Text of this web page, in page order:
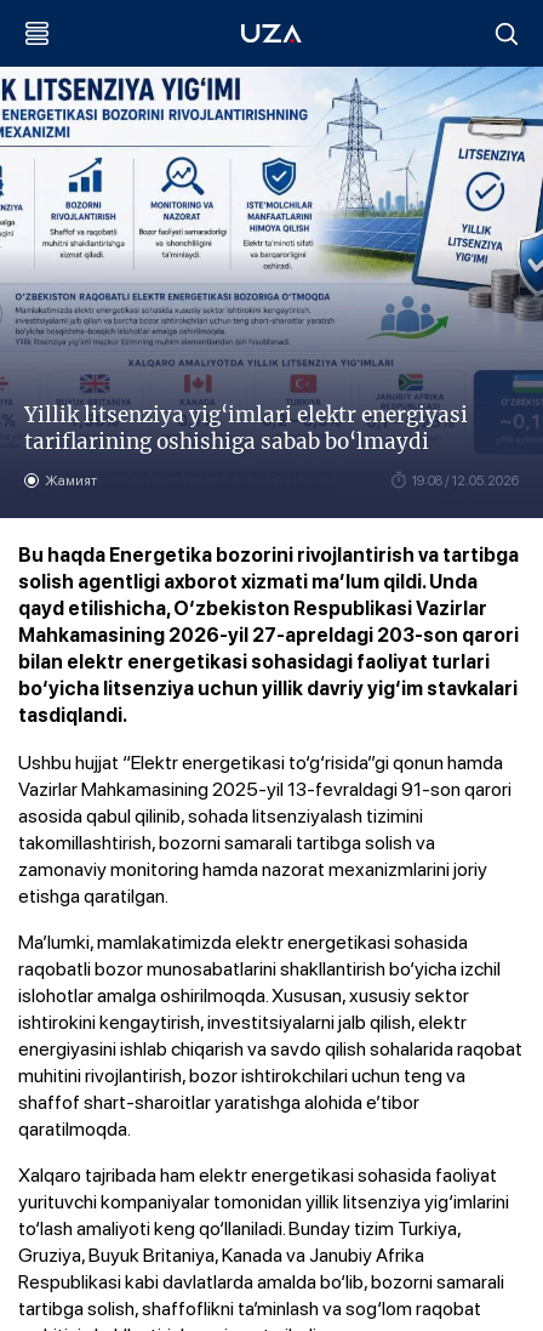
Yillik litsenziya yig‘imlari elektr energiyasi
tariflarining oshishiga sabab bo‘lmaydi
Жамият 19:08 / 12.05.2026
Bu haqda Energetika bozorini rivojlantirish va tartibga
solish agentligi axborot xizmati ma’lum qildi. Unda
qayd etilishicha, O‘zbekiston Respublikasi Vazirlar
Mahkamasining 2026-yil 27-apreldagi 203-son qarori
bilan elektr energetikasi sohasidagi faoliyat turlari
bo‘yicha litsenziya uchun yillik davriy yig‘im stavkalari
tasdiqlandi.
Ushbu hujjat “Elektr energetikasi to‘g‘risida”gi qonun hamda
Vazirlar Mahkamasining 2025-yil 13-fevraldagi 91-son qarori
asosida qabul qilinib, sohada litsenziyalash tizimini
takomillashtirish, bozorni samarali tartibga solish va
zamonaviy monitoring hamda nazorat mexanizmlarini joriy
etishga qaratilgan.
Ma’lumki, mamlakatimizda elektr energetikasi sohasida
raqobatli bozor munosabatlarini shakllantirish bo‘yicha izchil
islohotlar amalga oshirilmoqda. Xususan, xususiy sektor
ishtirokini kengaytirish, investitsiyalarni jalb qilish, elektr
energiyasini ishlab chiqarish va savdo qilish sohalarida raqobat
muhitini rivojlantirish, bozor ishtirokchilari uchun teng va
shaffof shart-sharoitlar yaratishga alohida e’tibor
qaratilmoqda.
Xalqaro tajribada ham elektr energetikasi sohasida faoliyat
yurituvchi kompaniyalar tomonidan yillik litsenziya yig‘imlarini
to‘lash amaliyoti keng qo‘llaniladi. Bunday tizim Turkiya,
Gruziya, Buyuk Britaniya, Kanada va Janubiy Afrika
Respublikasi kabi davlatlarda amalda bo‘lib, bozorni samarali
tartibga solish, shaffoflikni ta’minlash va sog‘lom raqobat